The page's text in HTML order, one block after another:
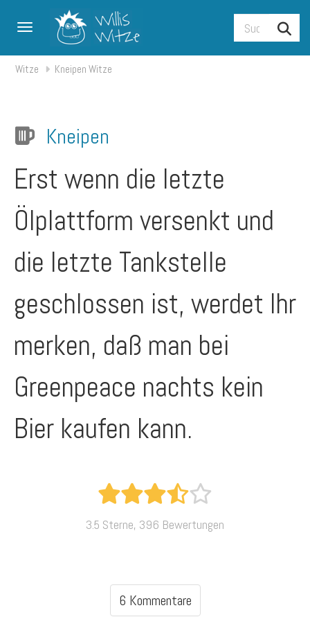
Toggle navigation
Witze Kneipen Witze
Kneipen
Erst wenn die letzte
Ölplattform versenkt und
die letzte Tankstelle
geschlossen ist, werdet Ihr
merken, daß man bei
Greenpeace nachts kein
Bier kaufen kann.
3.5 Sterne, 396 Bewertungen
6 Kommentare